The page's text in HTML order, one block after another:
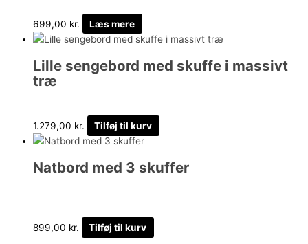
699,00 kr. Læs mere
Lille sengebord med skuffe i massivt
træ
1.279,00 kr. Tilføj til kurv
Natbord med 3 skuffer
899,00 kr. Tilføj til kurv